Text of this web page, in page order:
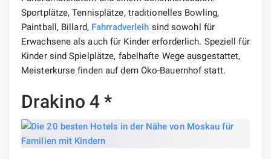
Sportplätze, Tennisplätze, traditionelles Bowling,
Paintball, Billard, Fahrradverleih sind sowohl für
Erwachsene als auch für Kinder erforderlich. Speziell für
Kinder sind Spielplätze, fabelhafte Wege ausgestattet,
Meisterkurse finden auf dem Öko-Bauernhof statt.
Drakino 4 *